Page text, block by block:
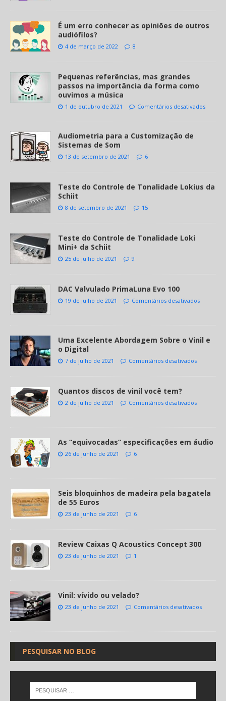
É um erro conhecer as opiniões de outros
audiófilos?
4 de março de 2022 8
Pequenas referências, mas grandes
passos na importância da forma como
ouvimos a música
1 de outubro de 2021 Comentários desativados
Audiometria para a Customização de
Sistemas de Som
13 de setembro de 2021 6
Teste do Controle de Tonalidade Lokius da
Schiit
8 de setembro de 2021 15
Teste do Controle de Tonalidade Loki
Mini+ da Schiit
25 de julho de 2021 9
DAC Valvulado PrimaLuna Evo 100
19 de julho de 2021 Comentários desativados
Uma Excelente Abordagem Sobre o Vinil e
o Digital
7 de julho de 2021 Comentários desativados
Quantos discos de vinil você tem?
2 de julho de 2021 Comentários desativados
As “equivocadas” especificações em áudio
26 de junho de 2021 6
Seis bloquinhos de madeira pela bagatela
de 55 Euros
23 de junho de 2021 6
Review Caixas Q Acoustics Concept 300
23 de junho de 2021 1
Vinil: vívido ou velado?
23 de junho de 2021 Comentários desativados
PESQUISAR NO BLOG